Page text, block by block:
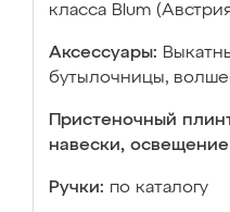
класса Blum
Аксессуары:
бутылочницы,
Пристеночный
навески, освещение
Ручки: по каталогу